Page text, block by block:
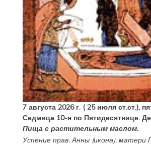
7 августа 2026 г. ( 25 июля ст.ст.),
Седмица 10-я по Пятидесятнице.
Пища с растительным маслом.
Успение прав.Анны(икона), матери